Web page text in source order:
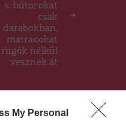
My Personal
s: bútorokat
csak
darabokban,
matracokat
rugók nélkül
vesznek át